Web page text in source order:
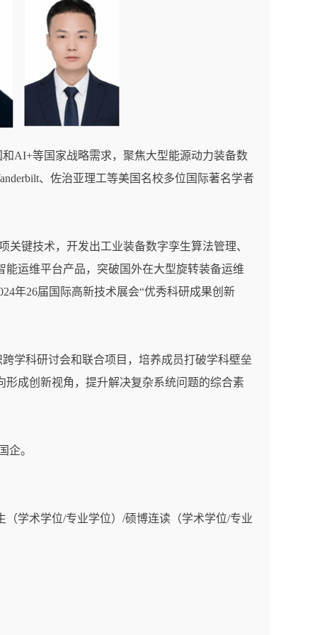
AI+等国家战略需求，聚焦大型能源动力装备数
、佐治亚理工等美国名校多位国际著名学者
关键技术，开发出工业装备数字孪生算法管理、
运维平台产品，突破国外在大型旋转装备运维
年26届国际高新技术展会“优秀科研成果创新
学科研讨会和联合项目，培养成员打破学科壁垒
成创新视角，提升解决复杂系统问题的综合素
企。
（学术学位/专业学位） /硕博连读（学术学位/专业